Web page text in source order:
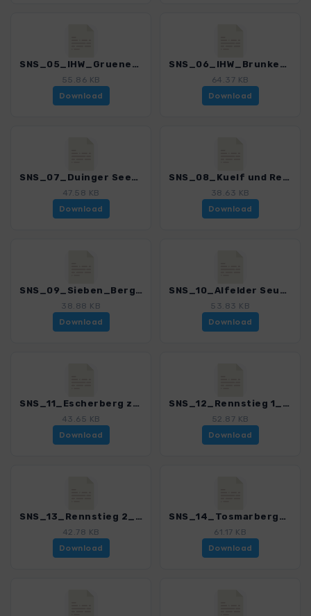
SNS_05_IHW_Gruenenplan_Brunkensen_4552_1.gpx
55.86 KB
Download
SNS_06_IHW_Brunkensen_Coppenbruegge_4552_1.gpx
64.37 KB
Download
SNS_07_Duinger Seenplatte_4552_1.gpx
47.58 KB
Download
SNS_08_Kuelf und Rettberg_4552_1.gpx
38.63 KB
Download
SNS_09_Sieben_Berge_Schleife_4552_1.gpx
38.88 KB
Download
SNS_10_Alfelder Seudosten_4552_1.gpx
53.83 KB
Download
SNS_11_Escherberg zum Gallberg_4552_1.gpx
43.65 KB
Download
SNS_12_Rennstieg 1_Hildesheim_Wernershoehe_4552_1.gpx
52.87 KB
Download
SNS_13_Rennstieg 2_Wernershoehe_Winzenburg_4552_1.gpx
42.78 KB
Download
SNS_14_Tosmarberg_4552_1.gpx
61.17 KB
Download